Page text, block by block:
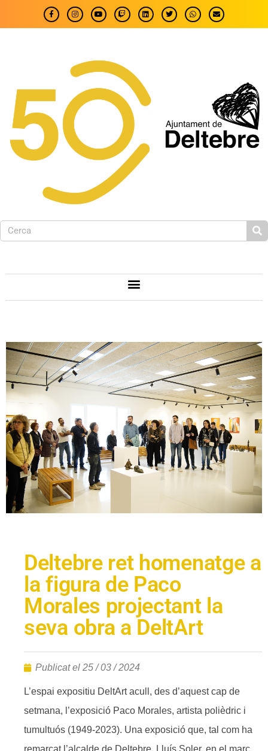
Deltebre ret homenatge a
la figura de Paco
Morales projectant la
seva obra a DeltArt
Publicat el 25 / 03 / 2024
L’espai expositiu DeltArt acull, des d’aquest cap de
setmana, l’exposició Paco Morales, artista polièdric i
tumultuós (1949-2023). Una exposició que, tal com ha
remarcat l’alcalde de Deltebre, Lluís Soler, en el marc